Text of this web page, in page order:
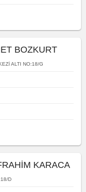
BOZKURT
ALTI NO:18/G
KARACA
D